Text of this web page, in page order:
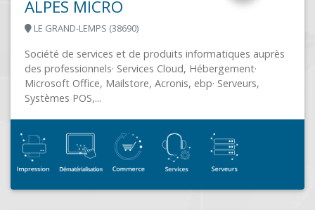
Assistance informatique à domicile
– AID
COURTISOLS (51460)
2 Techniciens à votre service du lundi au samedi
Dépannage Conseils Installation des outils
informatiques. Vente de matériel , solutions
numériques...